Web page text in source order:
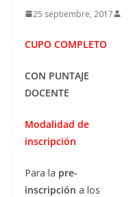
25 septiembre, 2017
CUPO COMPLETO
CON PUNTAJE
DOCENTE
Modalidad de
inscripción
Para la pre-
inscripción a los